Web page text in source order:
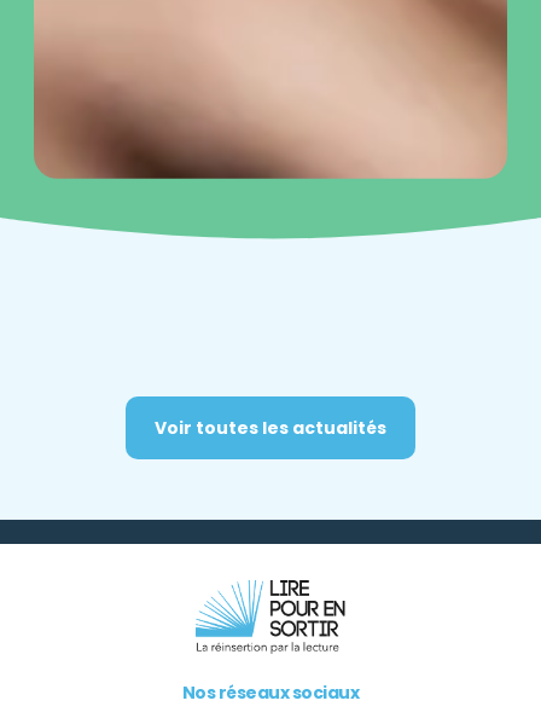
Voir toutes les actualités
Nos réseaux sociaux